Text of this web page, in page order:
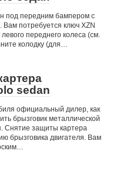
под передним бампером с
потребуется ключ XZN
переднего колеса (см.
колодку (для…
sedan
официальный дилер, как
брызговик металлической
Снятие защиты картера
брызговика двигателя. Вам